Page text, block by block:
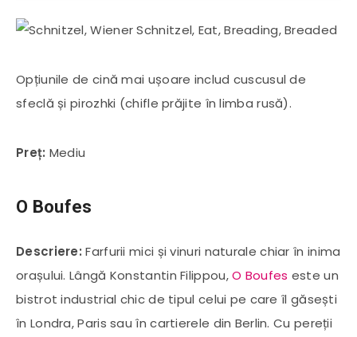
Opțiunile de cină mai ușoare includ cuscusul de
sfeclă și pirozhki (chifle prăjite în limba rusă).
Preț: Mediu
O Boufes
Descriere: Farfurii mici și vinuri naturale chiar în inima
orașului. Lângă Konstantin Filippou,O Boufes este un
bistrot industrial chic de tipul celui pe care îl găsești
în Londra, Paris sau în cartierele din Berlin. Cu pereții